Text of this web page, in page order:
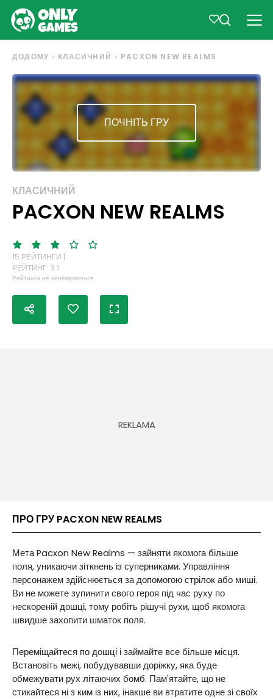
ДОДОМУ КЛАСИЧНИЙ PACXON NEW REALMS
ПОЧНІТЬ ГРУ
КЛАСИЧНИЙ
PACXON NEW REALMS
15 РЕЙТИНГИ |
РЕЙТИНГ: 3.1
Рейтинги не перевіряються
ПРО ГРУ PACXON NEW REALMS
Мета Pacxon New Realms — зайняти якомога більше
поля, уникаючи зіткнень із суперниками. Управління
персонажем здійснюється за допомогою стрілок або миші.
Ви не можете зупинити свого героя під час руху по
нескореній дошці, тому робіть рішучі рухи, щоб якомога
швидше захопити шматок поля.
Переміщайтеся по дошці і займайте все більше місця.
Встановіть межі, побудувавши доріжку, яка буде
обмежувати рух літаючих бомб. Пам'ятайте, що не
стикайтеся ні з ким із них, інакше ви втратите одне зі своїх